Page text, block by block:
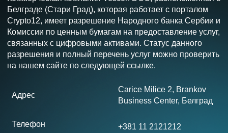
Белграде (Стари Град), которая работает с порталом
Crypto12, имеет разрешение Народного банка Сербии и
Комиссии по ценным бумагам на предоставление услуг,
связанных с цифровыми активами. Статус данного
разрешения и полный перечень услуг можно проверить
на нашем сайте по следующей ссылке.
Адрес
Carice Milice 2, Brankov
Business Center, Белград
Телефон +381 11 2121212